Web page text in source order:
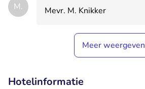
M. Mevr. M. Knikker
Meer weergeven
Hotelinformatie